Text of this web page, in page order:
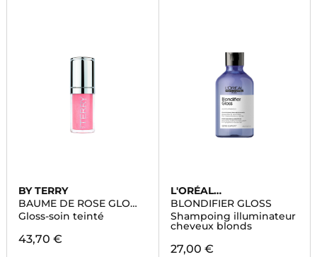
BY TERRY
BAUME DE ROSE GLOW
GLOSS
Gloss-soin teinté
43,70 €
L'ORÉAL
PROFESSIONNEL
BLONDIFIER GLOSS
Shampoing illuminateur
cheveux blonds
27,00 €